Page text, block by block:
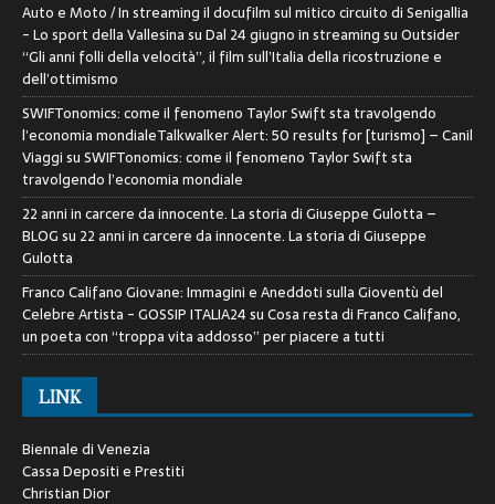
Auto e Moto / In streaming il docufilm sul mitico circuito di Senigallia
- Lo sport della VallesinasuDal 24 giugno in streaming su Outsider
“Gli anni folli della velocità”, il film sull’Italia della ricostruzione e
dell’ottimismo
SWIFTonomics: come il fenomeno Taylor Swift sta travolgendo
l’economia mondialeTalkwalker Alert: 50 results for [turismo] – Canil
ViaggisuSWIFTonomics: come il fenomeno Taylor Swift sta
travolgendo l’economia mondiale
22 anni in carcere da innocente. La storia di Giuseppe Gulotta –
BLOGsu 22 anni in carcere da innocente. La storia di Giuseppe
Gulotta
Franco Califano Giovane: Immagini e Aneddoti sulla Gioventù del
Celebre Artista - GOSSIP ITALIA24suCosa resta di Franco Califano,
un poeta con “troppa vita addosso” per piacere a tutti
LINK
Biennale di Venezia
Cassa Depositi e Prestiti
Christian Dior